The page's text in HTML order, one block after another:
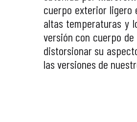
cuerpo exterior ligero
altas temperaturas y
versión con cuerpo de
distorsionar su
las versiones de